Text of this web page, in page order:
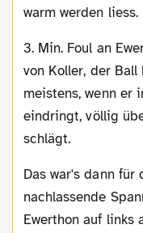
warm werden liess.
3. Min. Foul an Ewerthon - verunglückter Freistoß
von Koller, der Ball
meistens, wenn er
eindringt, völlig
schlägt.
Das war's dann für die ersten Minuten, schnell
nachlassende
Ewerthon auf links